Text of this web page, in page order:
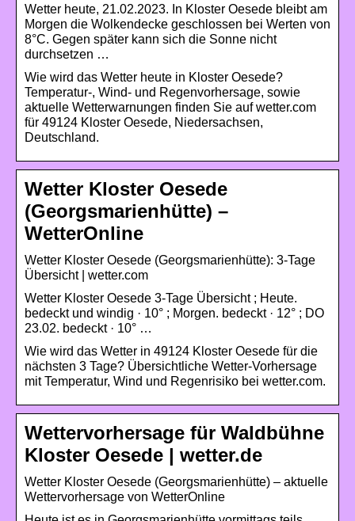
Wetter heute, 21.02.2023. In Kloster Oesede bleibt am
Morgen die Wolkendecke geschlossen bei Werten von
8°C. Gegen später kann sich die Sonne nicht
durchsetzen …
Wie wird das Wetter heute in Kloster Oesede?
Temperatur-, Wind- und Regenvorhersage, sowie
aktuelle Wetterwarnungen finden Sie auf wetter.com
für 49124 Kloster Oesede, Niedersachsen,
Deutschland.
Wetter Kloster Oesede
(Georgsmarienhütte) –
WetterOnline
Wetter Kloster Oesede (Georgsmarienhütte): 3-Tage
Übersicht | wetter.com
Wetter Kloster Oesede 3-Tage Übersicht ; Heute.
bedeckt und windig · 10° ; Morgen. bedeckt · 12° ; DO
23.02. bedeckt · 10° …
Wie wird das Wetter in 49124 Kloster Oesede für die
nächsten 3 Tage? Übersichtliche Wetter-Vorhersage
mit Temperatur, Wind und Regenrisiko bei wetter.com.
Wettervorhersage für Waldbühne
Kloster Oesede | wetter.de
Wetter Kloster Oesede (Georgsmarienhütte) – aktuelle
Wettervorhersage von WetterOnline